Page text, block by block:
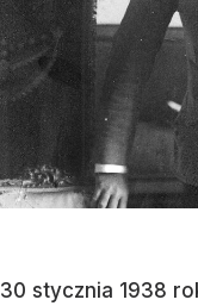
30 stycznia 1938